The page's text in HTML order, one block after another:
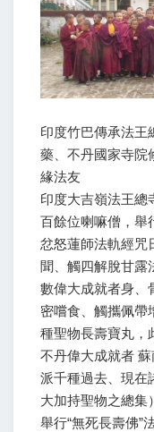
印度竹巴傳承法王
藥、不丹國家寺院
緣法友
印度大吉嶺法王總
百餘位喇嘛僧，舉
忿怒蓮師法軌經咒
聞、觸四解脫甘露
數偉大成就者身、
密嚐食、觸攜佩帶
種聖物長壽寶丸，
不丹偉大成就者
派千種過去、現在
大加持聖物之總集
舉行“無死長壽佛”